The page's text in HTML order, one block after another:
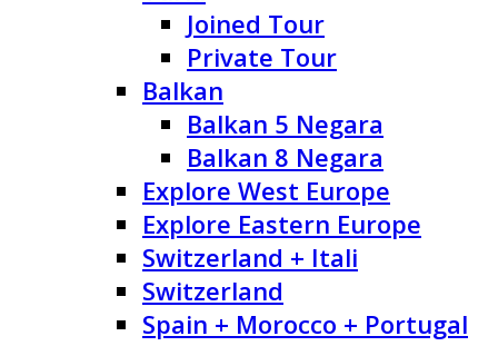
Joined Tour
Private Tour
Balkan
Balkan 5 Negara
Balkan 8 Negara
Explore West Europe
Explore Eastern Europe
Switzerland + Itali
Switzerland
Spain + Morocco + Portugal